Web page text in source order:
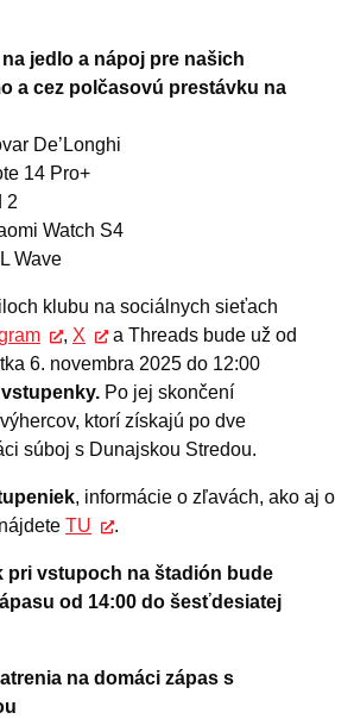
jedlo a nápoj pre našich
a cez polčasovú prestávku na
De’Longhi
14 Pro+
2
Watch S4
Wave
klubu na sociálnych sieťach
, X
a Threads bude už od
6. novembra 2025 do 12:00
Po jej skončení
ktorí získajú po dve
súboj s Dunajskou Stredou.
, informácie o zľavách, ako aj o
TU .
pri vstupoch na štadión bude
od 14:00 do šesťdesiatej
na domáci zápas s